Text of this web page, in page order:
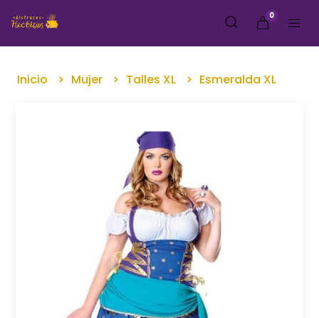
0
Inicio Mujer Talles XL Esmeralda XL